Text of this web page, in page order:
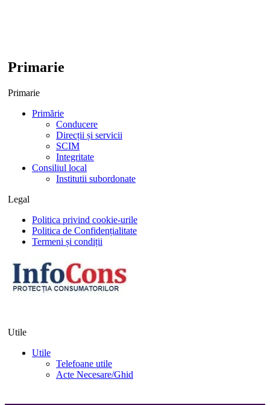
Primarie
Primarie
Primărie
Conducere
Direcții și servicii
SCIM
Integritate
Consiliul local
Institutii subordonate
Legal
Politica privind cookie-urile
Politica de Confidențialitate
Termeni și condiții
Utile
Utile
Telefoane utile
Acte Necesare/Ghid